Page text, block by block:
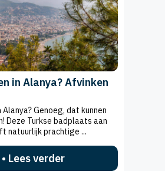
in Alanya? Afvinken
Genoeg, dat kunnen
Deze Turkse badplaats aan
natuurlijk prachtige ...
• Lees verder